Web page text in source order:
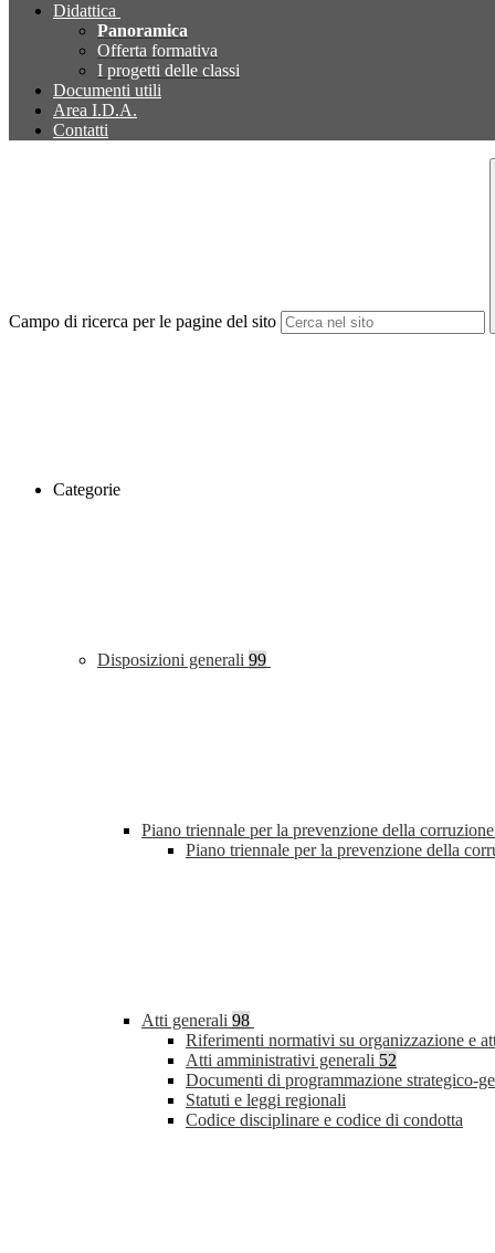
Didattica
Panoramica
Offerta formativa
I progetti delle classi
Documenti utili
Area I.D.A.
Contatti
Campo di ricerca per le pagine del sito
Categorie
Disposizioni generali 99
Piano triennale per la prevenzione della
Piano triennale per la prevenzione della
Atti generali 98
Riferimenti normativi su organizzazione e
Atti amministrativi generali 52
Documenti di programmazione strategico-
Statuti e leggi regionali
Codice disciplinare e codice di condotta